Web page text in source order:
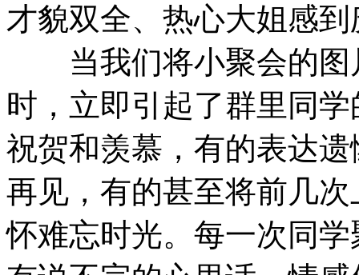
才貌双全、热心大姐感到
当我们将小聚会的图
时，立即引起了群里同
祝贺和羡慕，有的表达
再见，有的甚至将前几
怀难忘时光。每一次同